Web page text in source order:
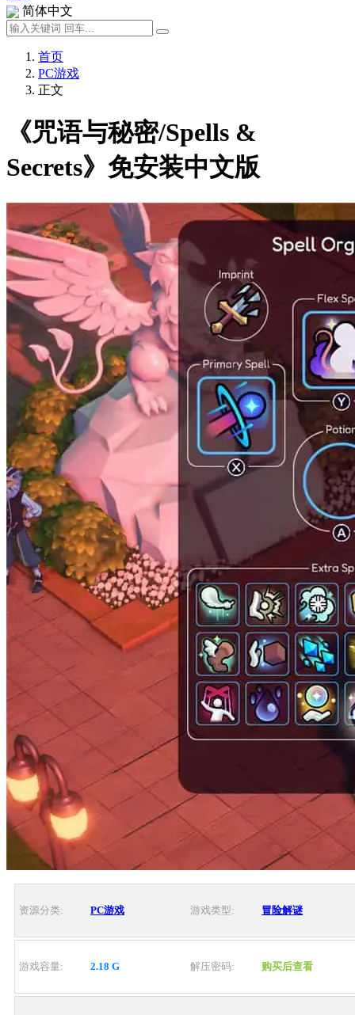
简体中文
首页
PC游戏
正文
《咒语与秘密/Spells &
Secrets》免安装中文版
资源分类: PC游戏 游戏类型: 冒险解谜
游戏容量: 2.18 G 解压密码: 购买后查看